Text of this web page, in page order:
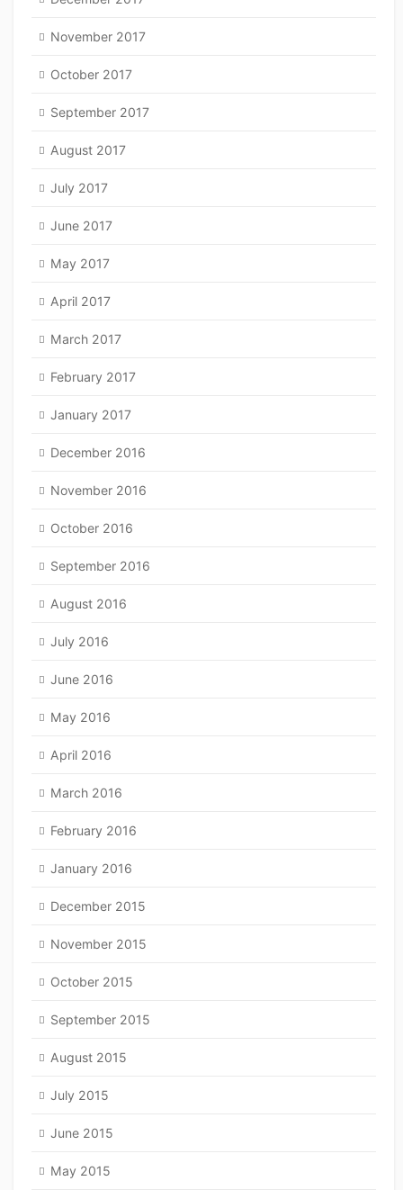
November 2017
October 2017
September 2017
August 2017
July 2017
June 2017
May 2017
April 2017
March 2017
February 2017
January 2017
December 2016
November 2016
October 2016
September 2016
August 2016
July 2016
June 2016
May 2016
April 2016
March 2016
February 2016
January 2016
December 2015
November 2015
October 2015
September 2015
August 2015
July 2015
June 2015
May 2015